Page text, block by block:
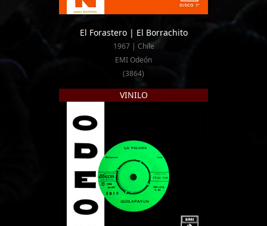
El Forastero | El Borrachito
1967 | Chile
EMI Odeón
(3864)
VINILO